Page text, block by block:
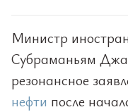
Министр
Субраманьям
резонансное
нефти после